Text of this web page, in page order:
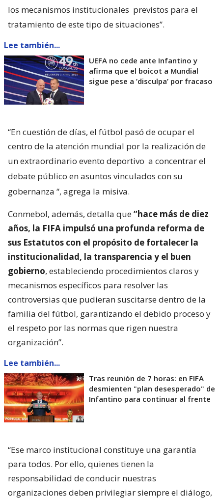
los mecanismos institucionales previstos para el
tratamiento de este tipo de situaciones”.
Lee también...
UEFA no cede ante Infantino y
afirma que el boicot a Mundial
sigue pese a ’disculpa’ por fracaso
“En cuestión de días, el fútbol pasó de ocupar el
centro de la atención mundial por la realización de
un extraordinario evento deportivo a concentrar el
debate público en asuntos vinculados con su
gobernanza “, agrega la misiva.
Conmebol, además, detalla que“hace más de diez
años, la FIFA impulsó una profunda reforma de
sus Estatutos con el propósito de fortalecer la
institucionalidad, la transparencia y el buen
gobierno, estableciendo procedimientos claros y
mecanismos específicos para resolver las
controversias que pudieran suscitarse dentro de la
familia del fútbol, garantizando el debido proceso y
el respeto por las normas que rigen nuestra
organización”.
Lee también...
Tras reunión de 7 horas: en FIFA
desmienten "plan desesperado" de
Infantino para continuar al frente
“Ese marco institucional constituye una garantía
para todos. Por ello, quienes tienen la
responsabilidad de conducir nuestras
organizaciones deben privilegiar siempre el diálogo,